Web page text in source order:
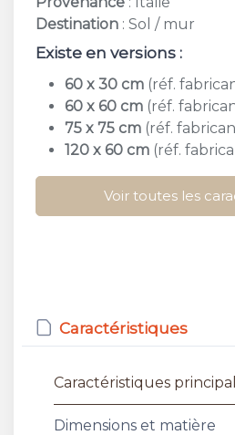
Destination : Sol / mur
Existe en versions :
60 x 30 cm (réf.
60 x 60 cm (réf.
75 x 75 cm (réf.
120 x 60 cm (réf.
Voir toutes les
Caractéristiques
Caractéristiques
Dimensions et matière